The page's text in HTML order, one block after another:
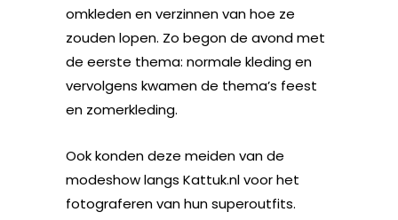
omkleden en verzinnen van hoe ze
zouden lopen. Zo begon de avond met
de eerste thema: normale kleding en
vervolgens kwamen de thema’s feest
en zomerkleding.
Ook konden deze meiden van de
modeshow langs Kattuk.nl voor het
fotograferen van hun superoutfits.